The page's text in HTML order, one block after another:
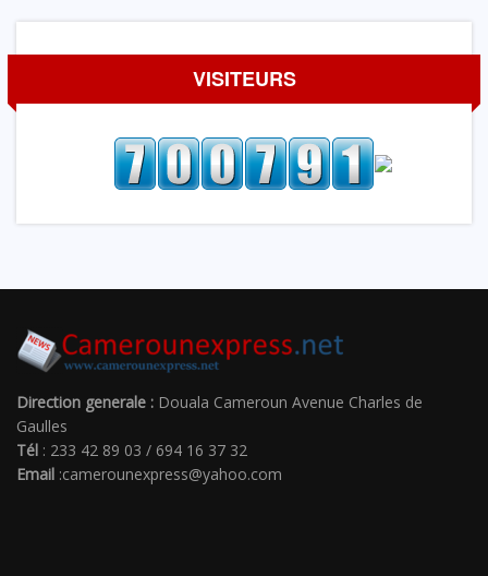
VISITEURS
Direction generale : Douala Cameroun Avenue Charles de
Gaulles
Tél : 233 42 89 03 / 694 16 37 32
Email :camerounexpress@yahoo.com